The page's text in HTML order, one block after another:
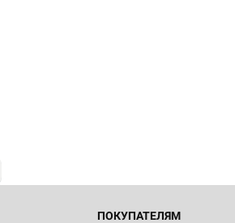
ПОКУПАТЕЛЯМ